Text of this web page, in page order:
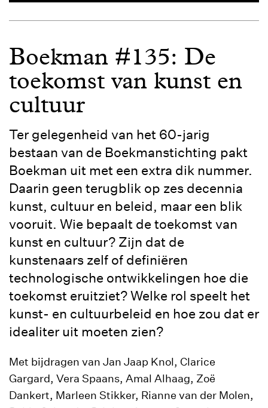
Boekman #135: De
toekomst van kunst en
cultuur
Ter gelegenheid van het 60-jarig
bestaan van de Boekmanstichting pakt
Boekman uit met een extra dik nummer.
Daarin geen terugblik op zes decennia
kunst, cultuur en beleid, maar een blik
vooruit. Wie bepaalt de toekomst van
kunst en cultuur? Zijn dat de
kunstenaars zelf of definiëren
technologische ontwikkelingen hoe die
toekomst eruitziet? Welke rol speelt het
kunst- en cultuurbeleid en hoe zou dat er
idealiter uit moeten zien?
Met bijdragen van Jan Jaap Knol, Clarice
Gargard, Vera Spaans, Amal Alhaag, Zoë
Dankert, Marleen Stikker, Rianne van der Molen,